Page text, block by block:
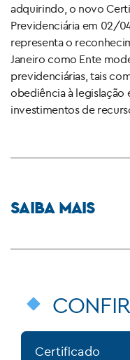
adquirindo, o novo
Previdenciária em 02/
representa o
Janeiro como Ente
previdenciárias, tais
obediência à legislação
investimentos de
SAIBA MAIS
Certificado